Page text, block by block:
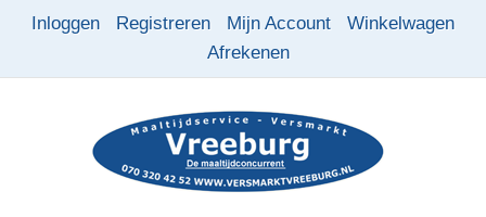
Inloggen Registreren Mijn Account
Winkelwagen
Afrekenen